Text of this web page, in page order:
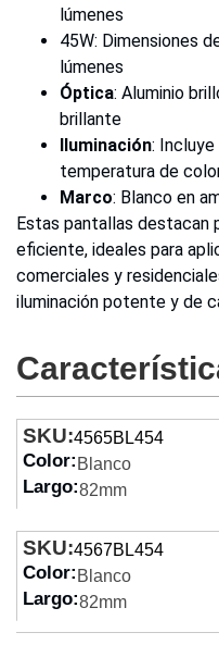
lúmenes
45W: Dimensiones
lúmenes
Óptica: Aluminio
brillante
Iluminación: Incluye
temperatura de
Marco: Blanco en
Estas pantallas destacan
eficiente, ideales para
comerciales y
iluminación potente y de
SKU:4565BL454
Color: Blanco
Largo:82mm
SKU:4567BL454
Color: Blanco
Largo:82mm